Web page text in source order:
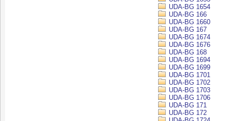
UDA-BG 1654
UDA-BG 166
UDA-BG 1660
UDA-BG 167
UDA-BG 1674
UDA-BG 1676
UDA-BG 168
UDA-BG 1694
UDA-BG 1699
UDA-BG 1701
UDA-BG 1702
UDA-BG 1703
UDA-BG 1706
UDA-BG 171
UDA-BG 172